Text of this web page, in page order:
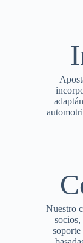
Nuestro